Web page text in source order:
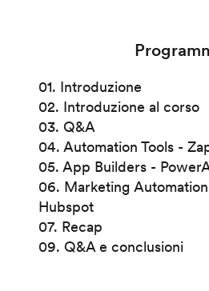
01. Introduzione
02. Introduzione al corso
03. Q&A
04. Automation Tools -
05. App Builders -
06. Marketing
Hubspot
07. Recap
09. Q&A e conclusioni